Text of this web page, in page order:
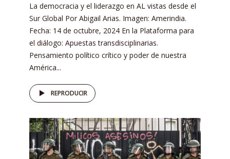
La democracia y el liderazgo en AL vistas desde el
Sur Global Por Abigail Arias. Imagen: Amerindia.
Fecha: 14 de octubre, 2024 En la Plataforma para
el diálogo: Apuestas transdisciplinarias.
Pensamiento político crítico y poder de nuestra
América...
REPRODUCIR